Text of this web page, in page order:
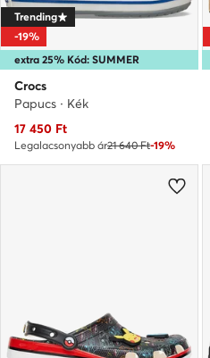
extra 25% Kód: SUMMER
Trending
-19%
Crocs
Papucs · Kék
Aktuális ár
17 450 Ft
Legalacsonyabb ár21 640 Ft-19%